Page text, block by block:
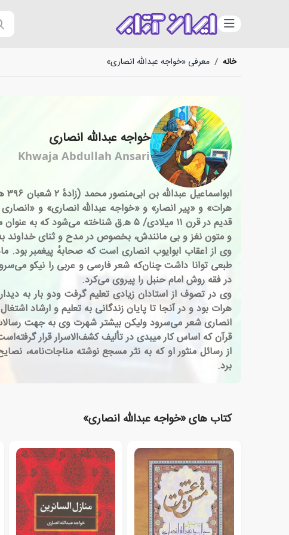
دسته‌بندی
خانه / معرفی «خواجه عبدالله انصاری»
خواجه عبدالله انصاری
Khwaja Abdullah Ansari
هرات» و «پیر انصار» و «خواجه عبدالله انصاری» و
قدیم در قرن ۱۱ میلادی/ ۵ ه‍.ق
و متون نغز و بی مانندش، بخصوص در مدح و ثنای خداوند
وی از اعقاب ابوایوب انصاری است که صحابهٔ پیغمبر بود.
طبعی توانا داشت چنان‌که شعر فارسی و عربی را نیکو
در فقه روش امام حنبل را پیروی می‌کرد.
وی در تصوف از استادان زیادی تعلیم گرفت ودو بار به
هرات بود و در آنجا تا پایان زندگانی به تعلیم و ارشاد
انصاری شعر می‌سرود ولیکن بیشتر شهرت وی به جهت
قرآن که اساس کار میبدی در تألیف کشف‌الاسرار قرار
از رسائل منثور او که به نثر مسجع نوشته مناجات‌نامه،
برد.
کتاب های «خواجه عبدالله انصاری»